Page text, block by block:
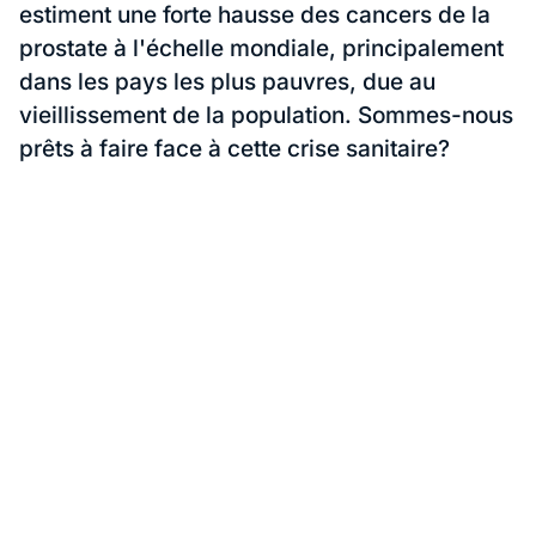
estiment une forte hausse des cancers de la
prostate à l'échelle mondiale, principalement
dans les pays les plus pauvres, due au
vieillissement de la population. Sommes-nous
prêts à faire face à cette crise sanitaire?